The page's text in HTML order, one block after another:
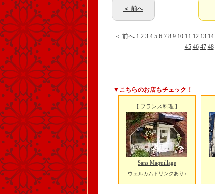
＜ 前へ
＜ 前へ 1 2 3 4 5 6 7 8 9 10 11 12 13 14
45 46 47 48
▼こちらのお店もチェック！
[ フランス料理 ]
Sans Maquillage
ウェルカムドリンクあり♪